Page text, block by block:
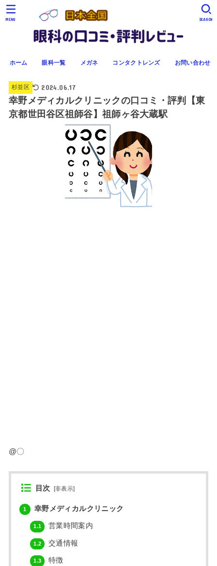
ホーム 眼科一覧 メガネ コンタクトレンズ お問い合わせ
SEARCH
MENU
杉並区 2024.06.17
幸野メディカルクリニックの口コミ・評判【東
京都世田谷区祖師谷】祖師ヶ谷大蔵駅
@〇
目次 [非表示]
1 幸野メディカルクリニック
1.1 営業時間案内
1.2 交通情報
1.3 特徴